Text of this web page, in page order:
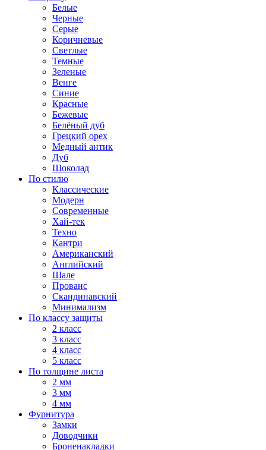
Белые
Черные
Серые
Коричневые
Светлые
Темные
Зеленые
Венге
Синие
Красные
Бежевые
Белёный дуб
Грецкий орех
Медный антик
Дуб
Шоколад
По стилю
Классические
Модерн
Современные
Хай-тек
Техно
Кантри
Американский
Английский
Шале
Прованс
Скандинавский
Минимализм
По классу защиты
2 класс
3 класс
4 класс
5 класс
По толщине листа
2 мм
3 мм
4 мм
Фурнитура
Замки
Доводчики
Броненакладки